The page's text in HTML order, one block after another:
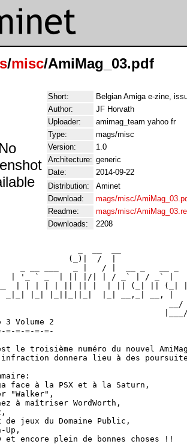
/misc/AmiMag_03.pdf
No
Short:
Belgian Amiga e-zine,
Author:
JF Horvath
Uploader:
amimag_team yahoo fr
Type:
mags/misc
Version:
1.0
Architecture: generic
Date:
2014-09-22
Distribution:
Aminet
Download:
mags/misc/
Readme:
mags/misc/
Downloads:
2208
(_)|  /  |
_ __ ___   _ |   / |  __ _   __ _
| '_ ` _  | || |/| | / _` | / _` |
| | | | | || || |  | || (_| || (_|
_|_| |_| |_||_||_|  |_| __,_| __, |
__/
3 Volume 2
=-=-=-=-=-
le troisième numéro du nouvel
infraction donnera lieu à des
face à la PSX et à la Saturn,
"Walker",
à maîtriser WordWorth,
de jeux du Domaine Public,
Up,
et encore plein de bonnes choses !!